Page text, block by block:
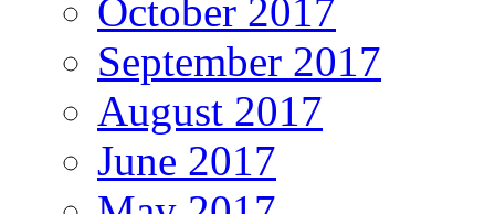
October 2017
September 2017
August 2017
June 2017